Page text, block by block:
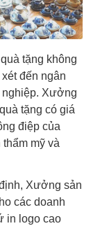
tặng không
đến ngân
nghiệp. Xưởng
tặng có giá
điệp của
mỹ và
Xưởng sản
các doanh
in logo cao